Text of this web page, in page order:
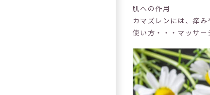
肌への作用
カマズレンには、痒み
使い方・・・マッサー